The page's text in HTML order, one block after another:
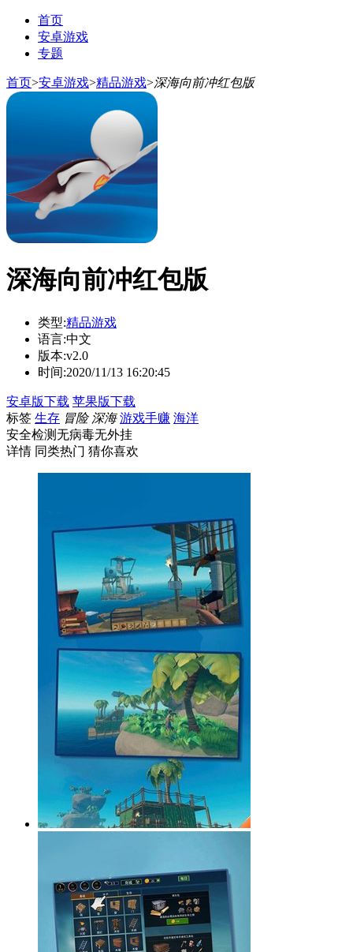
首页
安卓游戏
专题
首页>安卓游戏>精品游戏>深海向前冲红包版
深海向前冲红包版
类型:精品游戏
语言:中文
版本:v2.0
时间:2020/11/13 16:20:45
安卓版下载 苹果版下载
标签 生存 冒险 深海 游戏手赚 海洋
安全检测无病毒无外挂
详情 同类热门 猜你喜欢